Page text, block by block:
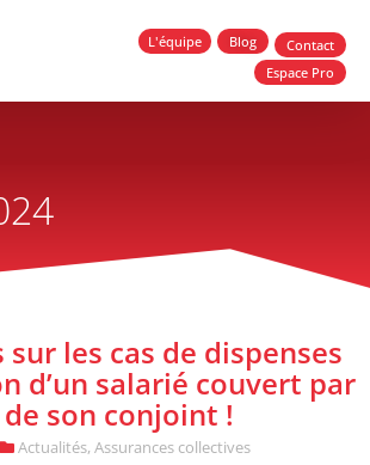
L'équipe Blog
Contact
Espace Pro
sur les cas de dispenses
d’un salarié couvert par
son conjoint !
Actualités, Assurances collectives